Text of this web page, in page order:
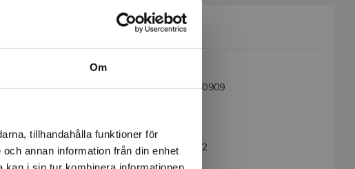
Om
tillhandahålla funktioner för
annan information från din enhet
en
Information
Språk:
ISBN:
9789144170909
Revisionsår:
Artikelnummer:
35772-SB02